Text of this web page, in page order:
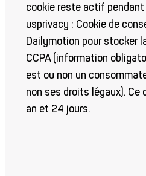
cookie reste actif pendant
usprivacy : Cookie de
Dailymotion pour stocker
CCPA (information
est ou non un
non ses droits légaux).
an et 24 jours.